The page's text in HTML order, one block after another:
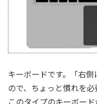
キーボードです。「右
ので、ちょっと慣れを必
このタイプのキーボー